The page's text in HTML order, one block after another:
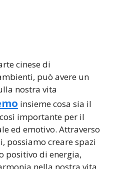
cinese di
può avere un
nostra vita
insieme cosa sia il
importante per il
ed emotivo. Attraverso
possiamo creare spazi
positivo di energia,